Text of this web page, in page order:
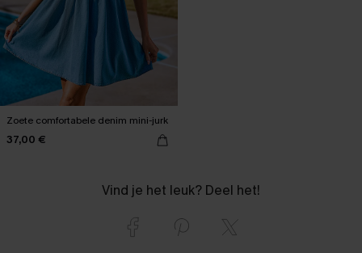
Zoete comfortabele denim mini-jurk
37,00 €
Vind je het leuk? Deel het!